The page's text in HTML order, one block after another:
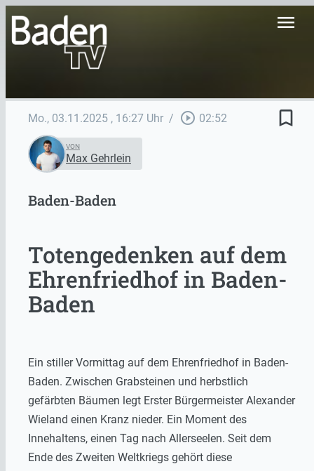
menu
Mo., 03.11.2025 , 16:27 Uhr / play_circle_outline 02:52 bookmark_border
VON
Max Gehrlein
Baden-Baden
Totengedenken auf dem
Ehrenfriedhof in Baden-
Baden
Ein stiller Vormittag auf dem Ehrenfriedhof in Baden-
Baden. Zwischen Grabsteinen und herbstlich
gefärbten Bäumen legt Erster Bürgermeister Alexander
Wieland einen Kranz nieder. Ein Moment des
Innehaltens, einen Tag nach Allerseelen. Seit dem
Ende des Zweiten Weltkriegs gehört diese